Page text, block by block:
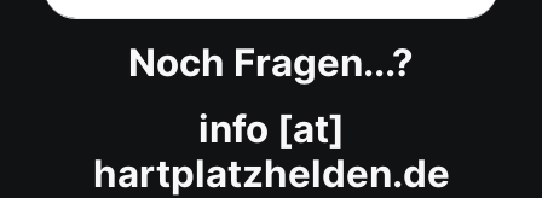
Noch Fragen...?
info [at]
hartplatzhelden.de